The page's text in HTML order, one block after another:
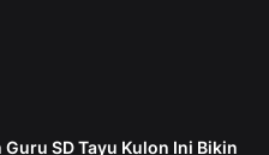
Guru SD Tayu Kulon Ini Bikin